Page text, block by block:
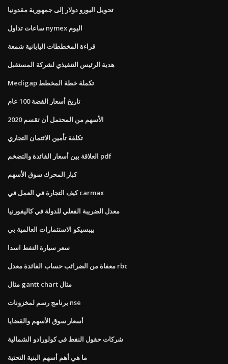
تحويل اليورو دولار إلى جمهورية مقدونيا
ساعات تداول nymex اليوم
قراءة المخططات اليابانية شمعة
هدية الرئيس التنفيذي لشركة المستقبل
Medigap تكملة خطة المخطط
تاريخ أسعار الفضة 100 عام
الأسهم من المحتمل أن تقسم 2020
تكلفة تأمين الائتمان التجاري
العلاقة بين أسعار الفائدة والتضخم pdf
كبار المحرك سوق الأسهم
كيف التجارة في العمل في carmax
معدل الضريبة الفعلي للدولة في كاليفورنيا
بيبسيكو الاستثمارات العالمية بي
سعر سيارة النفط اسدا
معفاة من الضرائب حساب الفائدة معدل rbc
مثال gantt chart مثال
برنامج رسم لمخزونات nse
أسعار سوق الأسهم والقضايا
شركات حقول النفط في كولورادو الشمالية
ما هي أهم أسهم البنية التحتية